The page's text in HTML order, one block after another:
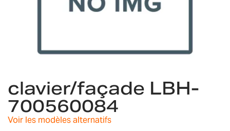
the
beginning
of
the
clavier/façade LBH-
700560084
Voir les modèles alternatifs